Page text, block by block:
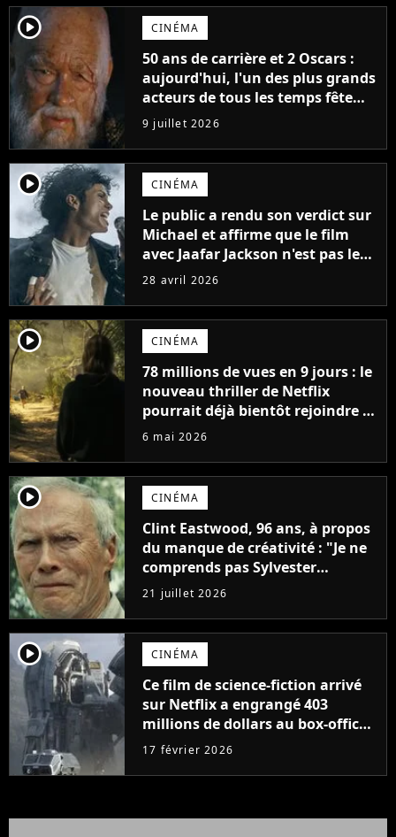
player2 CINÉMA
50 ans de carrière et 2 Oscars :
aujourd'hui, l'un des plus grands
acteurs de tous les temps fête
ses 70 ans
9 juillet 2026
player2 CINÉMA
Le public a rendu son verdict sur
Michael et affirme que le film
avec Jaafar Jackson n'est pas le
meilleur biopic musical de 2026.
28 avril 2026
player2 CINÉMA
78 millions de vues en 9 jours : le
nouveau thriller de Netflix
pourrait déjà bientôt rejoindre le
top 10 des films les plus vus de
6 mai 2026
player2 CINÉMA
Clint Eastwood, 96 ans, à propos
du manque de créativité : "Je ne
comprends pas Sylvester
Stallone. J'ai l'impression qu'il ne
fait ça que pour l'argent"
21 juillet 2026
player2 CINÉMA
Ce film de science-fiction arrivé
sur Netflix a engrangé 403
millions de dollars au box-office
et fait revivre l'une des sagas les
temps
17 février 2026